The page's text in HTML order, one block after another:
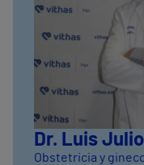
Dr. Luis
Obstetricia y